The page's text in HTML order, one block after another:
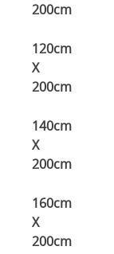
200cm
120cm
X
200cm
140cm
X
200cm
160cm
X
200cm